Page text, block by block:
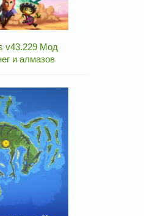
v43.229 Мод
и алмазов